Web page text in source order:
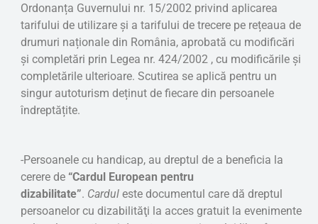
Ordonanța Guvernului nr. 15/2002 privind aplicarea
tarifului de utilizare și a tarifului de trecere pe rețeaua de
drumuri naționale din România, aprobată cu modificări
și completări prin Legea nr. 424/2002 , cu modificările și
completările ulterioare. Scutirea se aplică pentru un
singur autoturism deținut de fiecare din persoanele
îndreptățite.
-Persoanele cu handicap, au dreptul de a beneficia la
cerere de “Cardul European pentru
dizabilitate”. Carduleste documentul care dă dreptul
persoanelor cu dizabilităţi la acces gratuit la evenimente